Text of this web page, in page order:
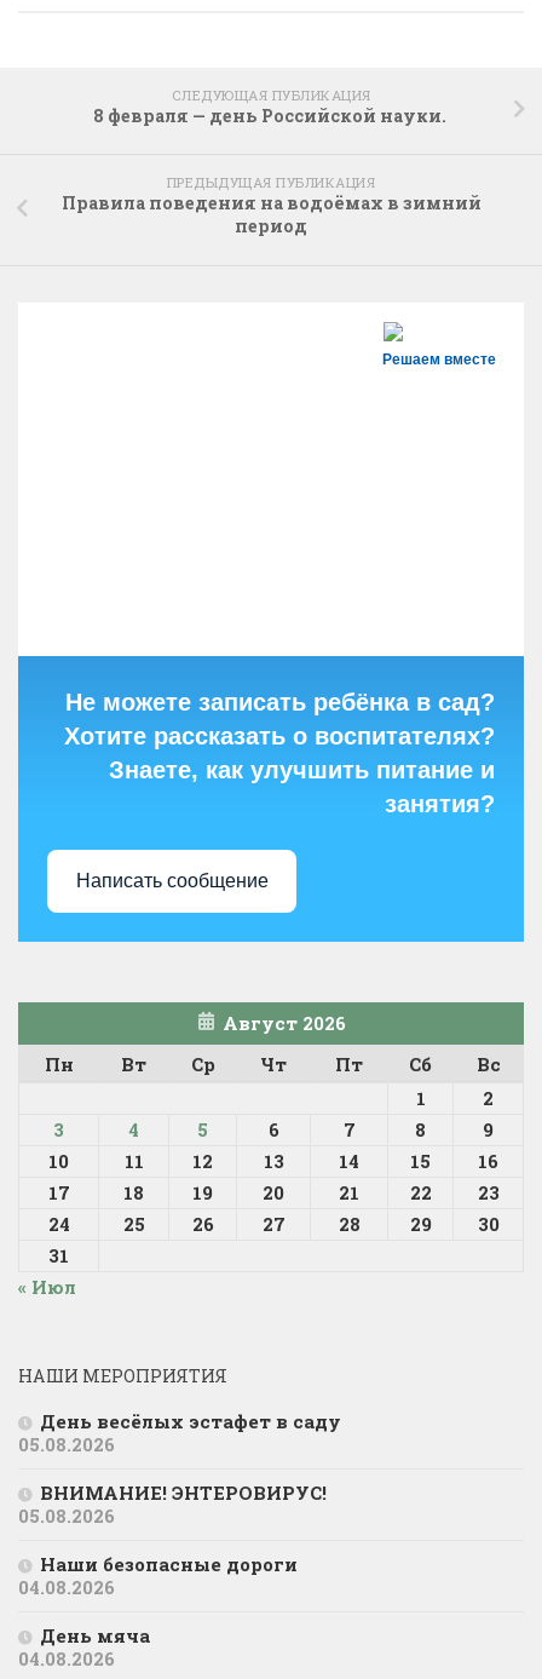
СЛЕДУЮЩАЯ ПУБЛИКАЦИЯ
8 февраля — день Российской науки.
ПРЕДЫДУЩАЯ ПУБЛИКАЦИЯ
Правила поведения на водоёмах в зимний
период
Решаем вместе
Не можете записать ребёнка в сад?
Хотите рассказать о воспитателях?
Знаете, как улучшить питание и
занятия?
Написать сообщение
Август 2026
Пн
Вт Ср Чт Пт Сб
Вс
1
2
3
4 5 6 7 8
9
10
11 12 13 14 15
16
17
18 19 20 21 22
23
24
25 26 27 28 29
30
31
« Июл
НАШИ МЕРОПРИЯТИЯ
День весёлых эстафет в саду
05.08.2026
ВНИМАНИЕ! ЭНТЕРОВИРУС!
05.08.2026
Наши безопасные дороги
04.08.2026
День мяча
04.08.2026